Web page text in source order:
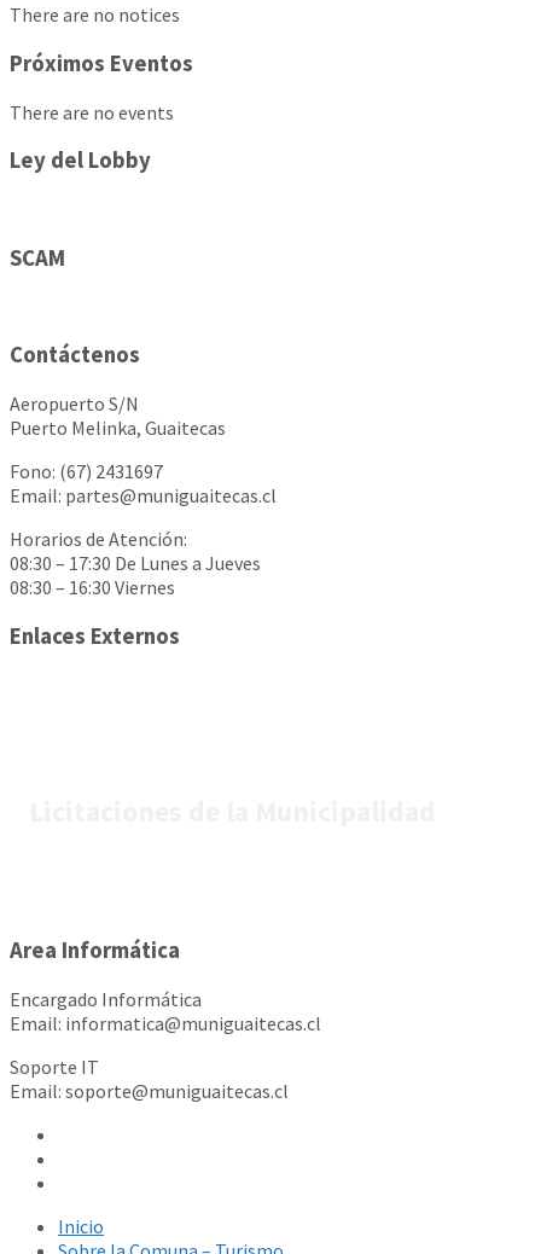
There are no notices
Próximos Eventos
There are no events
Ley del Lobby
SCAM
Contáctenos
Aeropuerto S/N
Puerto Melinka, Guaitecas
Fono: (67) 2431697
Email: partes@muniguaitecas.cl
Horarios de Atención:
08:30 – 17:30 De Lunes a Jueves
08:30 – 16:30 Viernes
Enlaces Externos
Area Informática
Encargado Informática
Email: informatica@muniguaitecas.cl
Soporte IT
Email: soporte@muniguaitecas.cl
Inicio